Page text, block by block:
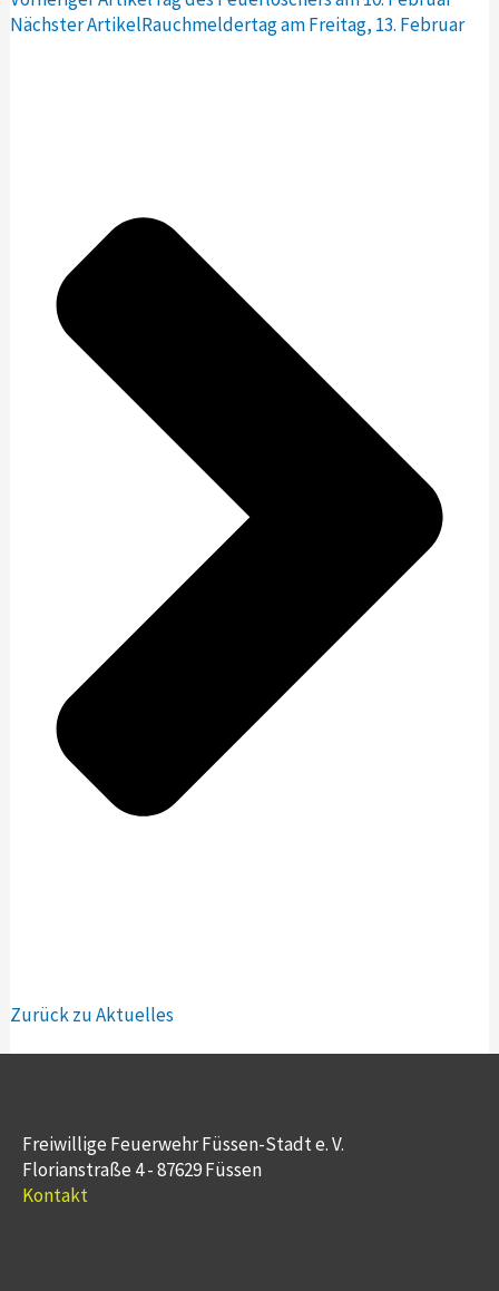
Nächster ArtikelRauchmeldertag am Freitag, 13. Februar
Zurück zu Aktuelles
Freiwillige Feuerwehr Füssen-Stadt e. V.
Florianstraße 4 - 87629 Füssen
Kontakt